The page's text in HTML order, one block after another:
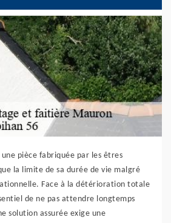
pièce fabriquée par les êtres
la limite de sa durée de vie malgré
Face à la détérioration totale
de ne pas attendre longtemps
solution assurée exige une